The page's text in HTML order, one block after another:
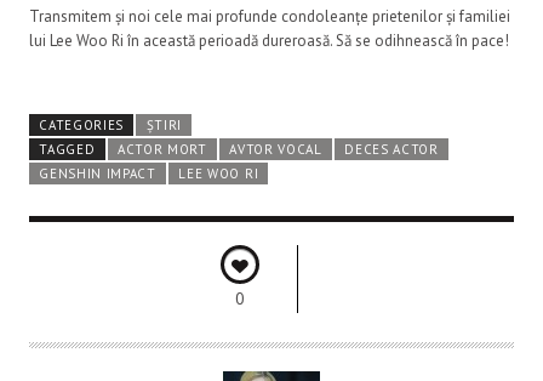
Transmitem și noi cele mai profunde condoleanțe prietenilor și familiei
lui Lee Woo Ri în această perioadă dureroasă. Să se odihnească în pace!
CATEGORIES
ȘTIRI
TAGGED
ACTOR MORT AVTOR VOCAL
DECES ACTOR
GENSHIN IMPACT
LEE WOO RI
0